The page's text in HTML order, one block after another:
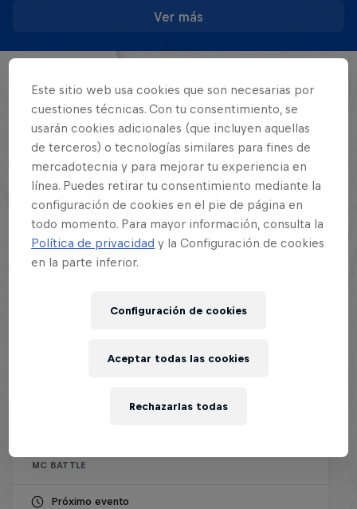
Ver más
EVENTOS
Red Bull Batalla Final Torneo de
19 Septiembre 2026
MC BATTLE
Próximo evento
Este sitio web usa cookies que son necesarias por
cuestiones técnicas. Con tu consentimiento, se
usarán cookies adicionales (que incluyen aquellas
de terceros) o tecnologías similares para fines de
mercadotecnia y para mejorar tu experiencia en
línea. Puedes retirar tu consentimiento mediante la
configuración de cookies en el pie de página en
todo momento. Para mayor información, consulta la
Política de privacidad y la Configuración de cookies
en la parte inferior.
Configuración de cookies
Rechazarlas todas
Aceptar todas las cookies